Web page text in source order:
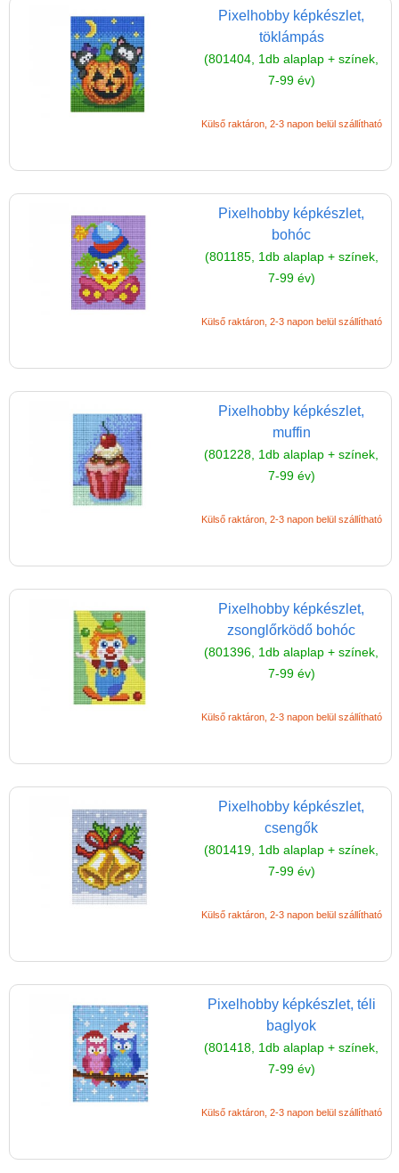
Pixelhobby képkészlet,
töklámpás
(801404, 1db alaplap + színek,
7-99 év)
Külső raktáron, 2-3 napon belül szállítható
Pixelhobby képkészlet,
bohóc
(801185, 1db alaplap + színek,
7-99 év)
Külső raktáron, 2-3 napon belül szállítható
Pixelhobby képkészlet,
muffin
(801228, 1db alaplap + színek,
7-99 év)
Külső raktáron, 2-3 napon belül szállítható
Pixelhobby képkészlet,
zsonglőrködő bohóc
(801396, 1db alaplap + színek,
7-99 év)
Külső raktáron, 2-3 napon belül szállítható
Pixelhobby képkészlet,
csengők
(801419, 1db alaplap + színek,
7-99 év)
Külső raktáron, 2-3 napon belül szállítható
Pixelhobby képkészlet, téli
baglyok
(801418, 1db alaplap + színek,
7-99 év)
Külső raktáron, 2-3 napon belül szállítható
Pixel készletek (1 vagy
több alaplapos szettek)
Spiegelburg játékok
Szerepjáték
(baba,autó,konyha,épület,..)
Tanulást segítő játék
Társasjáték
Ügyességi játékok
játékok
Vélemények
Adatkezelés
Szállítási költség 1490 Ft-tól,
1-3 munkanapos kiszállítás
kedvezmény
Miért vásárolj nálunk?
Akiket támogatunk
Garancia
vásárlás előnyei